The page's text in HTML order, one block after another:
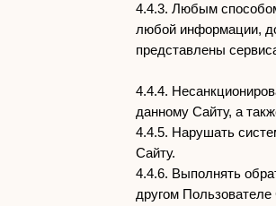
4.4.3. Любым
любой информации,
представлены
4.4.4.
данному Сайту, а
4.4.5. Нарушать
Сайту.
4.4.6. Выполнять
другом Пользователе